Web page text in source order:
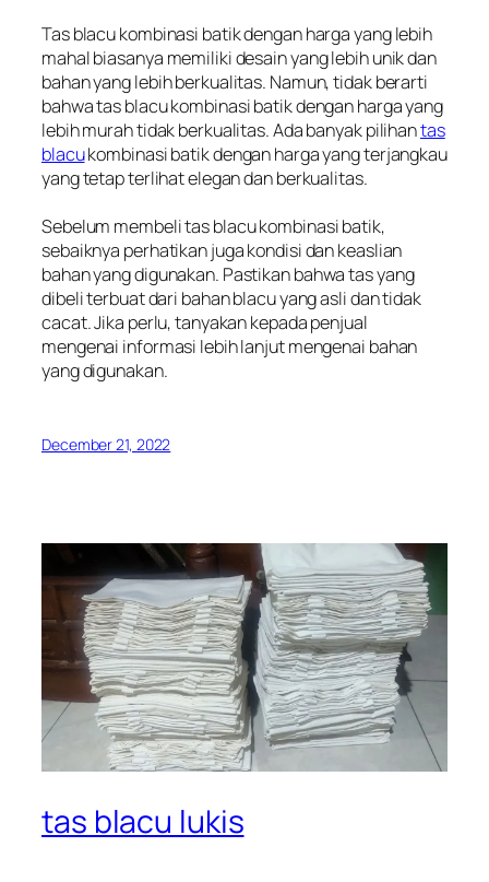
Tas blacu kombinasi batik dengan harga yang lebih
mahal biasanya memiliki desain yang lebih unik dan
bahan yang lebih berkualitas. Namun, tidak berarti
bahwa tas blacu kombinasi batik dengan harga yang
lebih murah tidak berkualitas. Ada banyak pilihantas
blacukombinasi batik dengan harga yang terjangkau
yang tetap terlihat elegan dan berkualitas.
Sebelum membeli tas blacu kombinasi batik,
sebaiknya perhatikan juga kondisi dan keaslian
bahan yang digunakan. Pastikan bahwa tas yang
dibeli terbuat dari bahan blacu yang asli dan tidak
cacat. Jika perlu, tanyakan kepada penjual
mengenai informasi lebih lanjut mengenai bahan
yang digunakan.
December 21, 2022
tas blacu lukis